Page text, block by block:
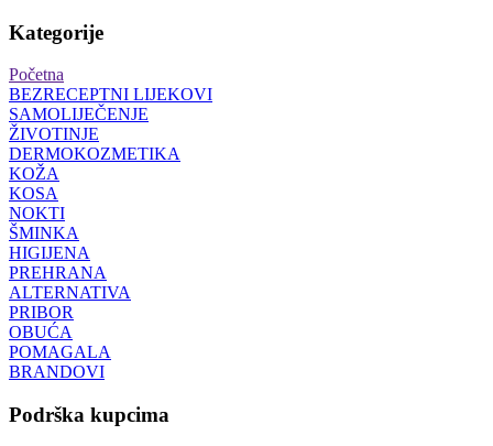
Kategorije
Početna
BEZRECEPTNI LIJEKOVI
SAMOLIJEČENJE
ŽIVOTINJE
DERMOKOZMETIKA
KOŽA
KOSA
NOKTI
ŠMINKA
HIGIJENA
PREHRANA
ALTERNATIVA
PRIBOR
OBUĆA
POMAGALA
BRANDOVI
Podrška kupcima